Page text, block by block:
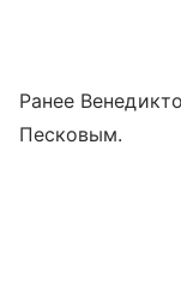
Ранее
Песковым.